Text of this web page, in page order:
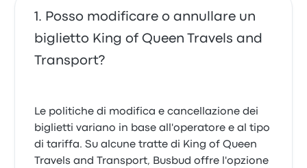
Posso modificare o annullare un
biglietto King of Queen Travels and
Transport?
Le politiche di modifica e cancellazione dei
biglietti variano in base all'operatore e al tipo
di tariffa. Su alcune tratte di King of Queen
Travels and Transport, Busbud offre l'opzione